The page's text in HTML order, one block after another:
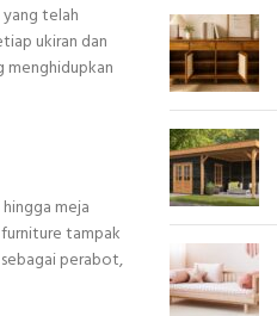
telah
ukiran dan
menghidupkan
meja
tampak
perabot,